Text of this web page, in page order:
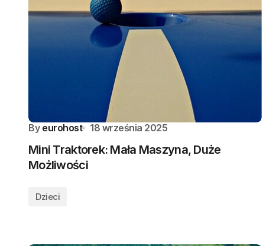
By eurohost 18 września 2025
Mini Traktorek: Mała Maszyna, Duże
Możliwości
Dzieci